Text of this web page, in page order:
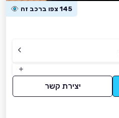
145 צפו ברכב זה
יצירת קשר